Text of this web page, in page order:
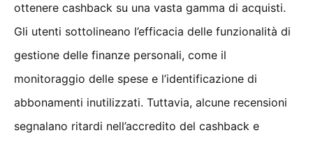
ottenere cashback su una vasta gamma di acquisti.
Gli utenti sottolineano l’efficacia delle funzionalità di
gestione delle finanze personali, come il
monitoraggio delle spese e l’identificazione di
abbonamenti inutilizzati. Tuttavia, alcune recensioni
segnalano ritardi nell’accredito del cashback e